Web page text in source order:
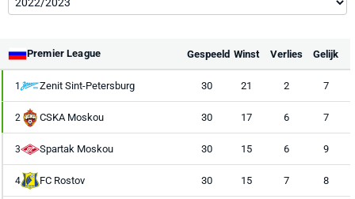
Premier League Gespeeld Winst Verlies Gelijk
1 Zenit Sint-Petersburg 30 21 2 7
2 CSKA Moskou 30 17 6 7
3 Spartak Moskou 30 15 6 9
4 FC Rostov 30 15 7 8